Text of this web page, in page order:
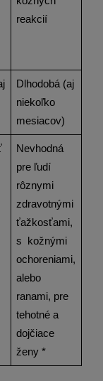
reakcií
Dlhodobá (aj
niekoľko
mesiacov)
Nevhodná
pre ľudí
rôznymi
zdravotnými
ťažkosťami,
s  kožnými
ochoreniami,
alebo
ranami, pre
tehotné a
dojčiace
ženy *